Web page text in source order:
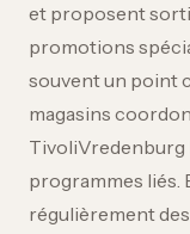
et proposent
promotions
souvent un point
magasins
TivoliVredenburg
programmes liés.
régulièrement